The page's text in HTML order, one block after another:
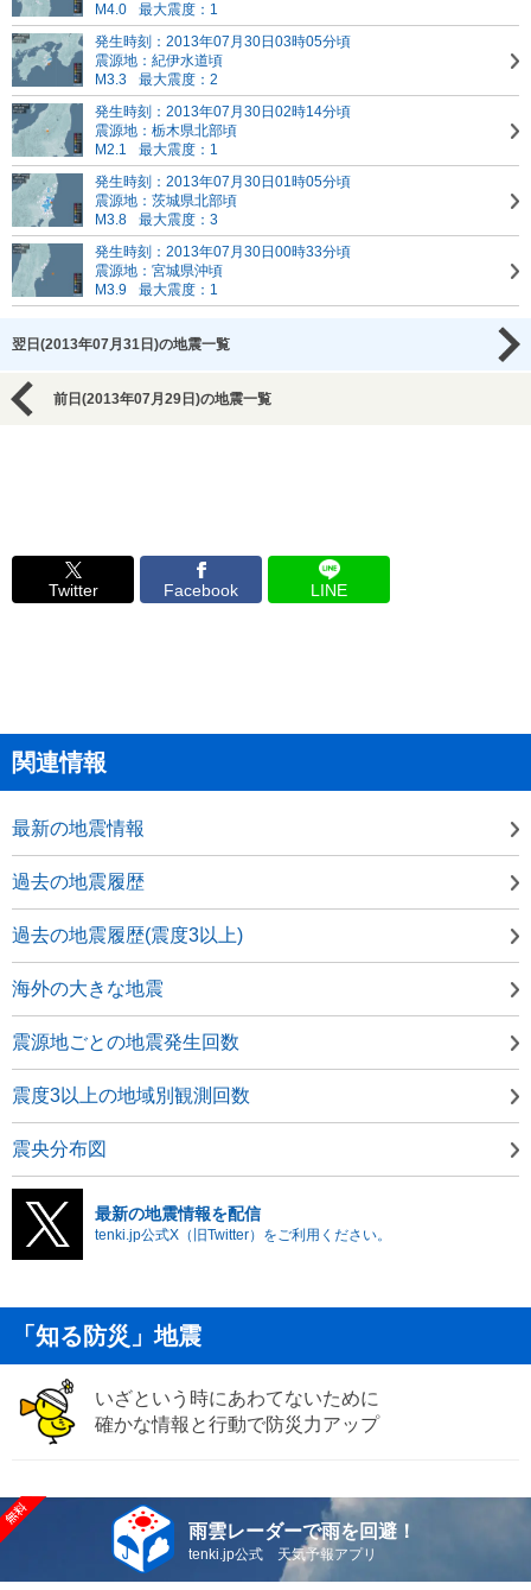
M4.0
最大震度：1
発生時刻：2013年07月30日03時05分頃
震源地：紀伊水道頃
M3.3
最大震度：2
発生時刻：2013年07月30日02時14分頃
震源地：栃木県北部頃
M2.1
最大震度：1
発生時刻：2013年07月30日01時05分頃
震源地：茨城県北部頃
M3.8
最大震度：3
発生時刻：2013年07月30日00時33分頃
震源地：宮城県沖頃
M3.9
最大震度：1
翌日(2013年07月31日)の地震一覧
前日(2013年07月29日)の地震一覧
Twitter Facebook LINE
関連情報
最新の地震情報
過去の地震履歴
過去の地震履歴(震度3以上)
海外の大きな地震
震源地ごとの地震発生回数
震度3以上の地域別観測回数
震央分布図
最新の地震情報を配信
tenki.jp公式X（旧Twitter）をご利用ください。
「知る防災」地震
いざという時にあわてないために
確かな情報と行動で防災力アップ
雨雲レーダーで雨を回避！
tenki.jp公式 天気予報アプリ